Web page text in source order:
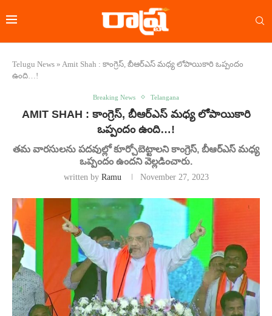
Telugu News » Amit Shah : కాంగ్రెస్, బీఆర్ఎస్ మధ్య లోపాయికారి ఒప్పందం
ఉంది…!
Breaking News Telangana
AMIT SHAH : కాంగ్రెస్, బీఆర్ఎస్ మధ్య లోపాయికారి
ఒప్పందం ఉంది…!
తమ వారసులను పదవుల్లో కూర్చోబెట్టాలని కాంగ్రెస్‌, బీఆర్ఎస్ మధ్య
ఒప్పందం ఉందని వెల్లడించారు.
written by Ramu November 27, 2023